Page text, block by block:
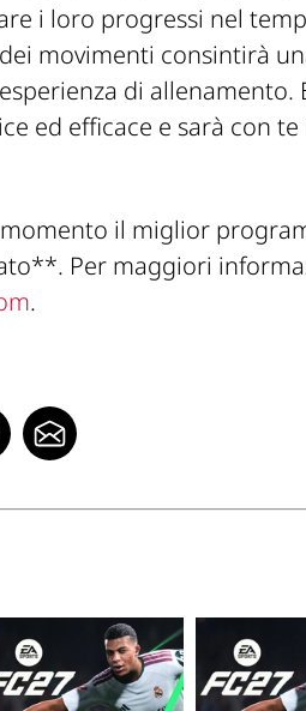
i loro progressi nel
movimenti consintirà
di allenamento.
ed efficace e sarà con
il miglior
Per maggiori
.